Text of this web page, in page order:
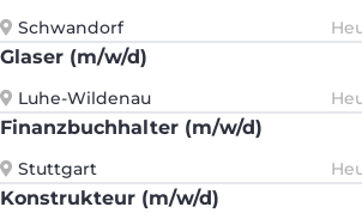
Schwandorf
Glaser (m/w/d)
Luhe-Wildenau
Finanzbuchhalter (m/w/d)
Stuttgart
Konstrukteur (m/w/d)